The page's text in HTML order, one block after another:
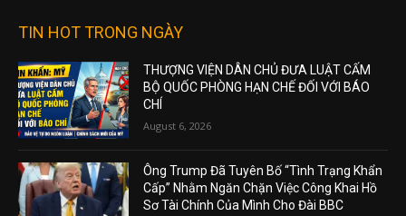
TIN HOT TRONG NGÀY
THƯỢNG VIỆN DÂN CHỦ ĐƯA LUẬT CẤM
BỘ QUỐC PHÒNG HẠN CHẾ ĐỐI VỚI BÁO
CHÍ
August 6, 2026
Ông Trump Đã Tuyên Bố “Tình Trạng Khẩn
Cấp” Nhằm Ngăn Chặn Việc Công Khai Hồ
Sơ Tài Chính Của Mình Cho Đài BBC